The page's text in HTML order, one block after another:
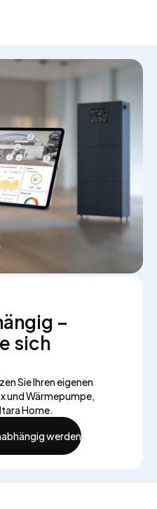
–
sich
Sie Ihren eigenen
und Wärmepumpe,
Home.
werden